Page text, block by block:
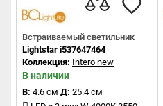
Встраиваемый светильник
Lightstar i537647464
Коллекция: Intero new
В наличии
В: 4.6 см Д: 25.4 см